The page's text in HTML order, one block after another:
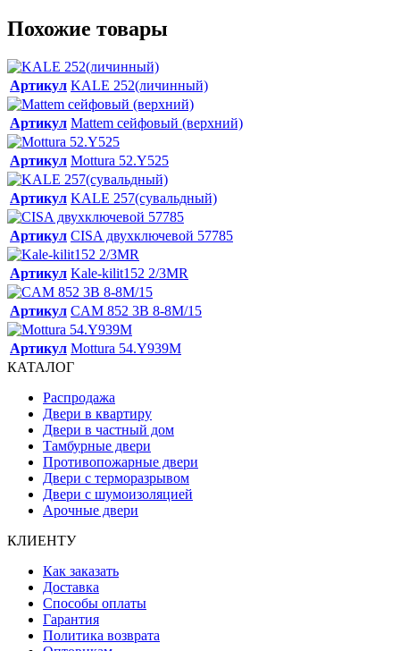
Похожие товары
Артикул KALE 252(личинный)
Артикул Mattem сейфовый (верхний)
Артикул Mottura 52.Y525
Артикул KALE 257(сувальдный)
Артикул CISA двухключевой 57785
Артикул Kale-kilit152 2/3MR
Артикул CAM 852 3В 8-8М/15
Артикул Mottura 54.Y939M
КАТАЛОГ
Распродажа
Двери в квартиру
Двери в частный дом
Тамбурные двери
Противопожарные двери
Двери с терморазрывом
Двери с шумоизоляцией
Арочные двери
КЛИЕНТУ
Как заказать
Доставка
Способы оплаты
Гарантия
Политика возврата